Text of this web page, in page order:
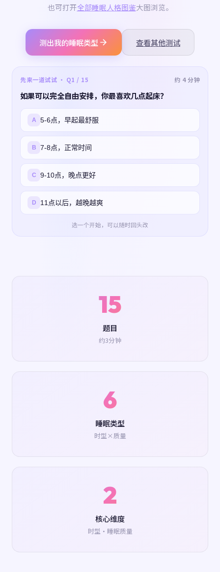
也可打开全部睡眠人格图鉴大图浏览。
测出我的睡眠类型 查看其他测试
先来一道试试 · Q1 / 15 约 4 分钟
如果可以完全自由安排，你最喜欢几点起床？
A 5-6点，早起最舒服
B 7-8点，正常时间
C 9-10点，晚点更好
D 11点以后，越晚越爽
选一个开始，可以随时回头改
15
题目
约3分钟
6
睡眠类型
时型×质量
2
核心维度
时型·睡眠质量